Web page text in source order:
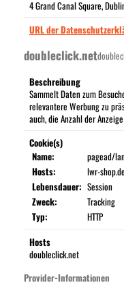
4 Grand Canal Square,
URL der
doubleclick.net
Beschreibung
Sammelt Daten zum
relevantere Werbung zu
auch, die Anzahl der
Cookie(s)
Name:
pagead/
Hosts:
lwr-shop.de
Lebensdauer: Session
Zweck:
Tracking
Typ:
HTTP
Hosts
doubleclick.net
Provider-Informationen